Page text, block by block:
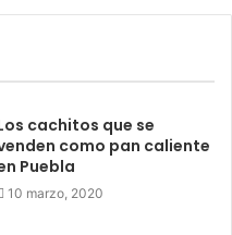
cachitos que se
como pan caliente
Puebla
10 marzo, 2020